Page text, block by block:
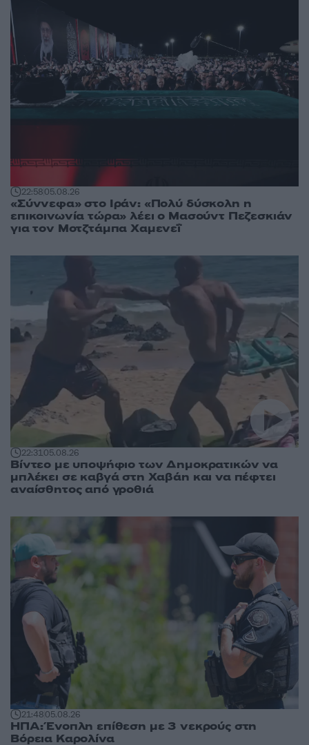
22:5805.08.26
«Σύννεφα» στο Ιράν: «Πολύ δύσκολη η
επικοινωνία τώρα» λέει ο Μασούντ Πεζεσκιάν
για τον Μοτζτάμπα Χαμενεΐ
22:3105.08.26
Βίντεο με υποψήφιο των Δημοκρατικών να
μπλέκει σε καβγά στη Χαβάη και να πέφτει
αναίσθητος από γροθιά
21:4805.08.26
ΗΠΑ: Ένοπλη επίθεση με 3 νεκρούς στη
Βόρεια Καρολίνα